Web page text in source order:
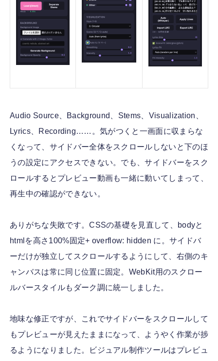
Audio Source、Background、Stems、Visualization、
Lyrics、Recording……。気がつくと一画面に収まらな
くなって、サイドバー全体をスクロールしないと下のほ
うの設定にアクセスできない。でも、サイドバーをスク
ロールするとプレビュー動画も一緒に動いてしまって、
再生中の確認ができない。
ありがちな失敗です。CSSの基礎を見直して、bodyと
htmlを高さ100%固定+ overflow: hidden に。サイドバ
ーだけが独立してスクロールするようにして、右側のキ
ャンバスは常に同じ位置に固定。WebKit用のスクロー
ルバースタイルもダーク調に統一しました。
地味な修正ですが、これでサイドバーをスクロールして
もプレビューが見えたままになって、ようやく作業が捗
るようになりました。ビジュアル制作ツールはプレビュ